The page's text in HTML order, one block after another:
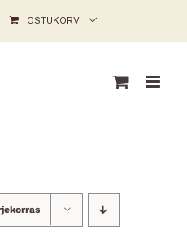
OSTUKORV